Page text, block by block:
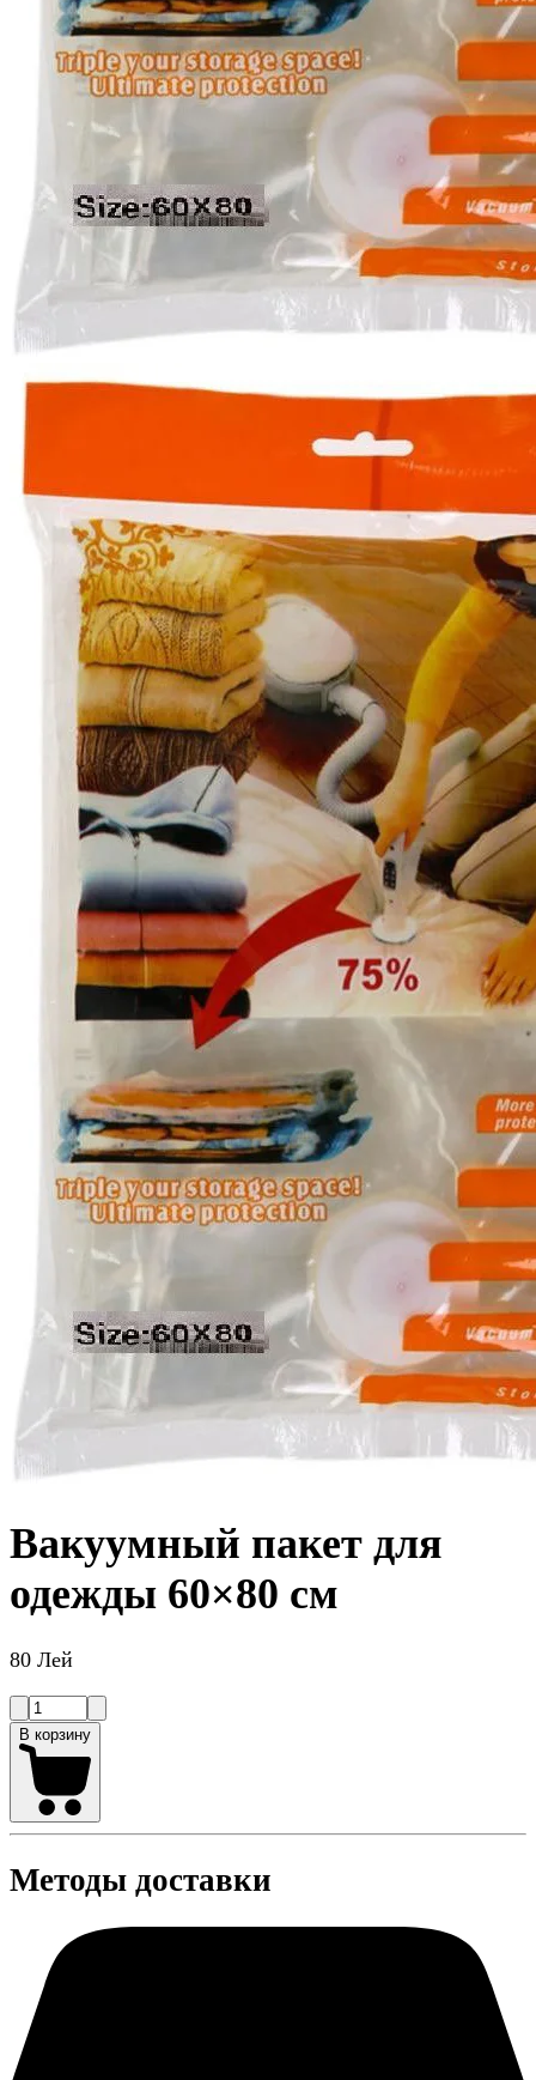
Вакуумный пакет для
одежды 60×80 см
80 Лей
В корзину
Методы доставки